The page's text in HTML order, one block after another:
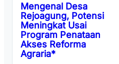
Mengenal Desa
Rejoagung, Potensi
Meningkat Usai
Program Penataan
Akses Reforma
Agraria*